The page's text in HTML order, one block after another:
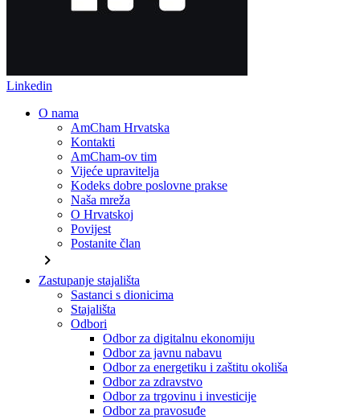
Linkedin
O nama
AmCham Hrvatska
Kontakti
AmCham-ov tim
Vijeće upravitelja
Kodeks dobre poslovne prakse
Naša mreža
O Hrvatskoj
Povijest
Postanite član
chevron_right
Zastupanje stajališta
Sastanci s dionicima
Stajališta
Odbori
Odbor za digitalnu ekonomiju
Odbor za javnu nabavu
Odbor za energetiku i zaštitu okoliša
Odbor za zdravstvo
Odbor za trgovinu i investicije
Odbor za pravosuđe